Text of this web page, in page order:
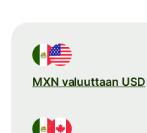
MXN valuuttaan USD